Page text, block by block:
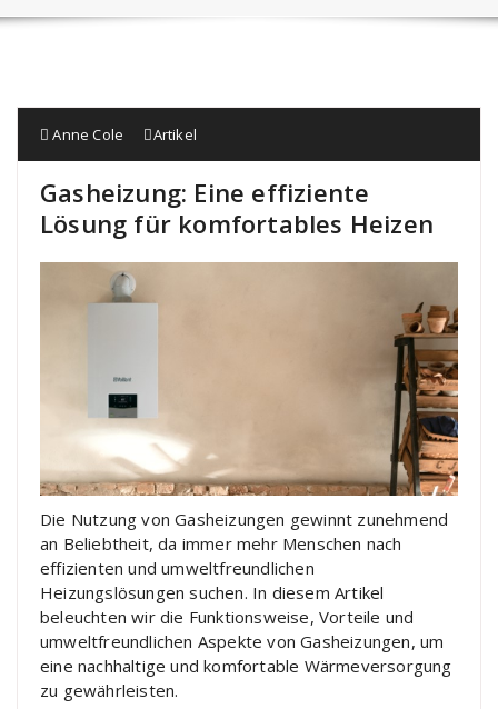
Anne Cole Artikel
Gasheizung: Eine effiziente
Lösung für komfortables Heizen
Die Nutzung von Gasheizungen gewinnt zunehmend
an Beliebtheit, da immer mehr Menschen nach
effizienten und umweltfreundlichen
Heizungslösungen suchen. In diesem Artikel
beleuchten wir die Funktionsweise, Vorteile und
umweltfreundlichen Aspekte von Gasheizungen, um
eine nachhaltige und komfortable Wärmeversorgung
zu gewährleisten.